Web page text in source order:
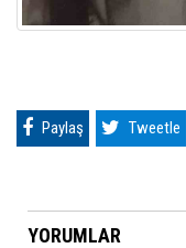
Paylaş Tweetle
YORUMLAR